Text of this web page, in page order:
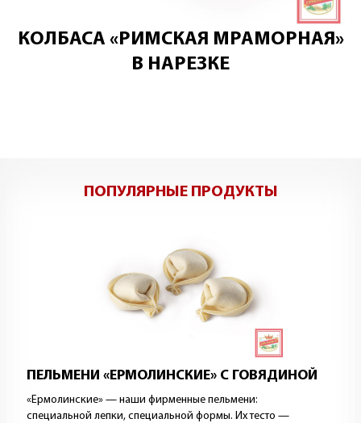
КОЛБАСА «РИМСКАЯ МРАМОРНАЯ»
В НАРЕЗКЕ
ПОПУЛЯРНЫЕ ПРОДУКТЫ
ПЕЛЬМЕНИ «ЕРМОЛИНСКИЕ» С ГОВЯДИНОЙ
«Ермолинские» — наши фирменные пельмени:
специальной лепки, специальной формы. Их тесто —